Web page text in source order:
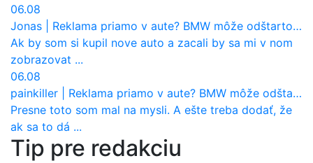
06.08
Jonas
Reklama priamo v aute? BMW môže odštartovať nový trend
Ak by som si kupil nove auto a zacali by sa mi v nom
zobrazovat ...
06.08
painkiller
Reklama priamo v aute? BMW môže odštartovať nový trend
Presne toto som mal na mysli. A ešte treba dodať, že
ak sa to dá ...
Tip pre redakciu